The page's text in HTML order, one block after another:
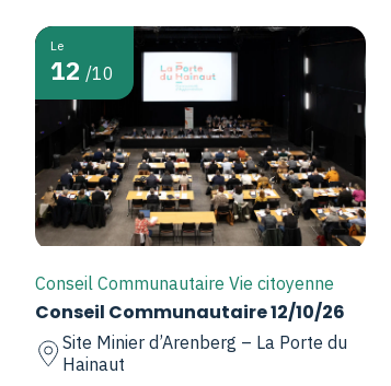
Le
12 /10
Conseil Communautaire Vie citoyenne
Conseil Communautaire 12/10/26
Site Minier d’Arenberg – La Porte du
Hainaut